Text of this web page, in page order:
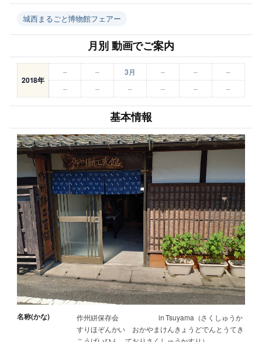
城西まるごと博物館フェアー
月別 動画でご案内
2018年
– – 3月 – –
–
–
– – – – –
基本情報
名称(かな)
作州絣保存会 in Tsuyama（さくしゅうか
すりほぞんかい おかやまけんきょうどでんとうてき